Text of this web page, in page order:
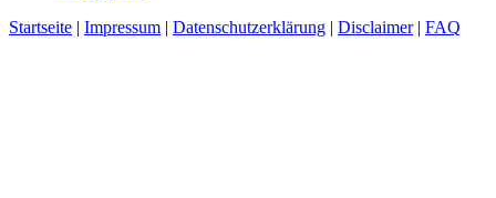
Startseite | Impressum | Datenschutzerklärung | Disclaimer| FAQ